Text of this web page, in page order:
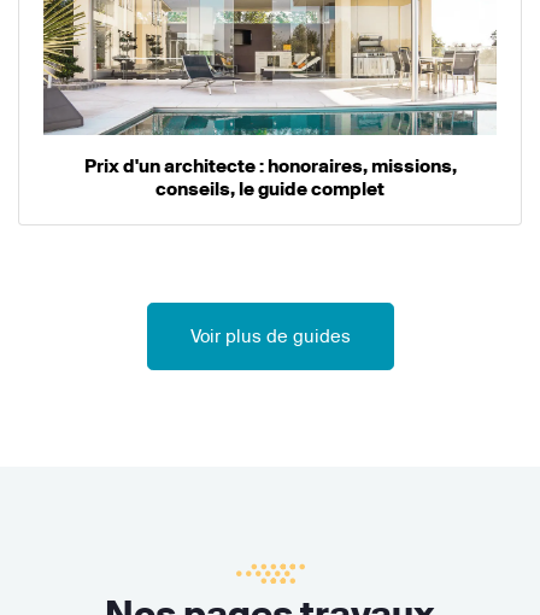
Prix d'un architecte : honoraires, missions,
conseils, le guide complet
Voir plus de guides